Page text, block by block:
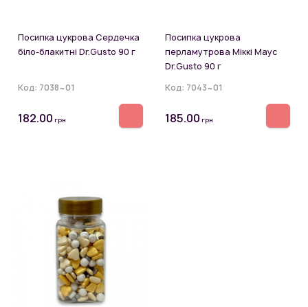
Посипка цукрова Сердечка
біло-блакитні Dr.Gusto 90 г
Код: 7038~01
182.00 грн
Посипка цукрова
перламутрова Міккі Маус
Dr.Gusto 90 г
Код: 7043~01
185.00 грн